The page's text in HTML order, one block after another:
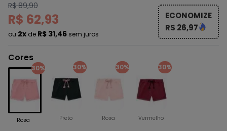
R$ 89,90
R$ 62,93
ou 2x de R$ 31,46 sem juros
ECONOMIZE
R$ 26,97
Cores
30%
Rosa
30%
Preto
30%
Rosa
30%
Vermelho